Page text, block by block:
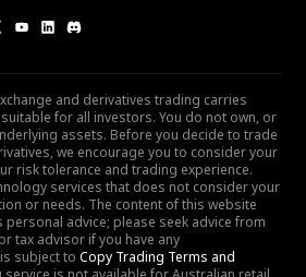
and derivatives trading carries
for all investors. You do not own, or
assets. Before you decide to trade
we encourage you to consider your
risk tolerance and trading experience.
services that does not consider your
or needs. The content of this website
advice; please seek advice from
tax advisor if you have any
subject to Copy Trading Terms and